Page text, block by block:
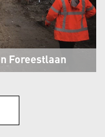
Foreestlaan